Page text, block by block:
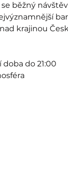
běžný
krajinou
do 21:00